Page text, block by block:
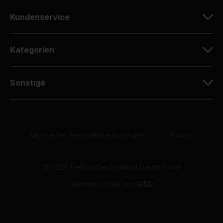
gekauft und bin sehr zufrieden mit der
Qualität.
Kundenservice
Kategorien
Sonstige